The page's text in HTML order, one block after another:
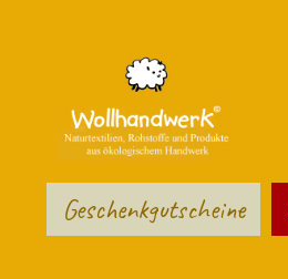
Geschenkgutscheine